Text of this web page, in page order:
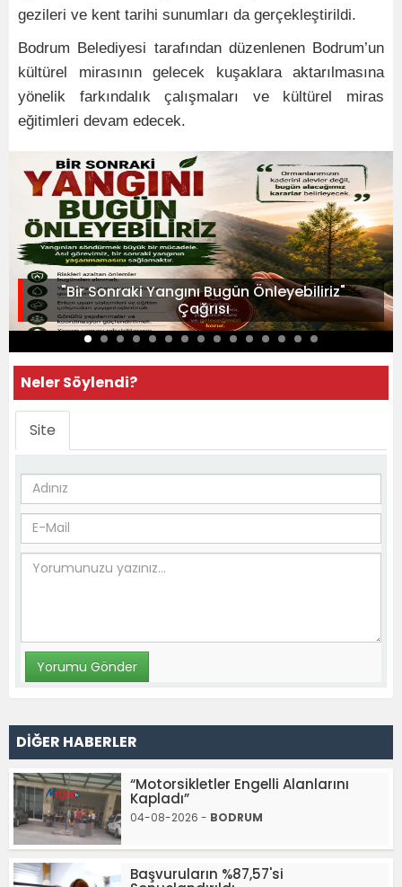
gezileri ve kent tarihi sunumları da gerçekleştirildi.
Bodrum Belediyesi tarafından düzenlenen Bodrum’un
kültürel mirasının gelecek kuşaklara aktarılmasına
yönelik farkındalık çalışmaları ve kültürel miras
eğitimleri devam edecek.
"Bir Sonraki Yangını Bugün Önleyebiliriz"
Çağrısı
Neler Söylendi?
Site
DİĞER HABERLER
“Motorsikletler Engelli Alanlarını
Kapladı”
04-08-2026 - BODRUM
Başvuruların %87,57'si